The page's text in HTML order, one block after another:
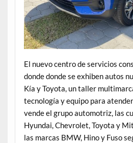
El nuevo centro de servicios
donde donde se exhiben autos
Kía y Toyota, un taller
tecnología y equipo para
vende el grupo automotriz, las
Hyundai, Chevrolet, Toyota y
las marcas BMW, Hino y Fuso